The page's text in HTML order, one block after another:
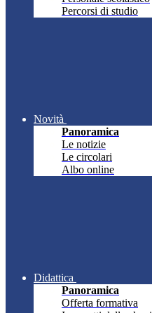
Percorsi di studio
Novità
Panoramica
Le notizie
Le circolari
Albo online
Didattica
Panoramica
Offerta formativa